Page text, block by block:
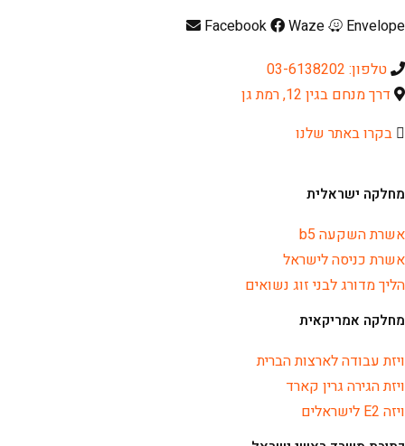
Facebook Waze
Envelope
טלפון: 03-6138202
דרך מנחם בגין 12, רמת גן
בקרו באתר שלנו
מחלקה ישראלית
אשרת השקעה b5
אשרת כניסה לישראל
הליך מדורג לבני זוג נשואים
מחלקה אמריקאית
ויזת עבודה לארצות הברית
ויזת הגירה גרין קארד
ויזה E2 לישראלים